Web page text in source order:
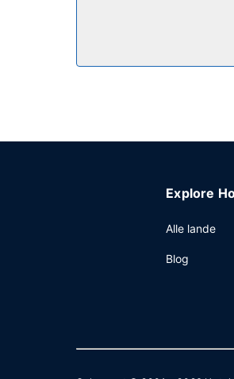
Gratis komplet
Explore
Alle lande
Blog